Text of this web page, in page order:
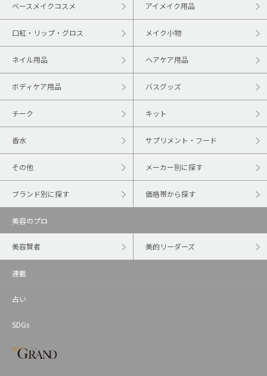
ベースメイクコスメ アイメイク用品
口紅・リップ・グロス メイク小物
ネイル用品 ヘアケア用品
ボディケア用品 バスグッズ
チーク キット
香水 サプリメント・フード
その他 メーカー別に探す
ブランド別に探す 価格帯から探す
美容のプロ
美容賢者 美的リーダーズ
連載
占い
SDGs